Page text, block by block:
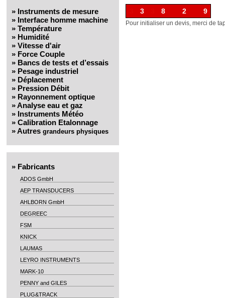
» Instruments de mesure
» Interface homme machine
» Température
» Humidité
» Vitesse d'air
» Force Couple
» Bancs de tests et d’essais
» Pesage industriel
» Déplacement
» Pression Débit
» Rayonnement optique
»Analyse eau et gaz
» Instruments Météo
» Calibration Etalonnage
»Autres grandeurs physiques
» Fabricants
ADOS GmbH
AEP TRANSDUCERS
AHLBORN GmbH
DEGREEC
FSM
KNICK
LAUMAS
LEYRO INSTRUMENTS
MARK-10
PENNY and GILES
PLUG&TRACK
3 8 2 9
Pour initialiser un devis, merci de